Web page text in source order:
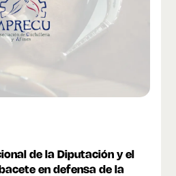
de la Diputación y el
en defensa de la